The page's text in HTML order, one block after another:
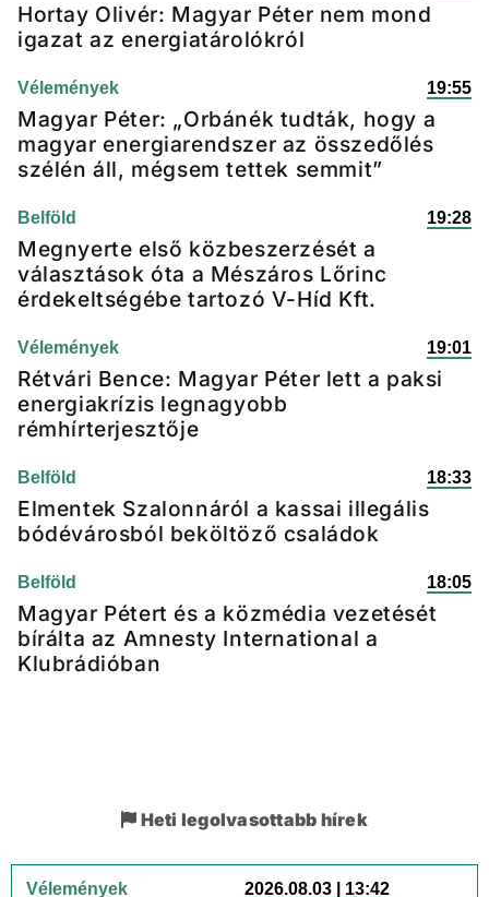
Hortay Olivér: Magyar Péter nem mond
igazat az energiatárolókról
Vélemények 19:55
Magyar Péter: „Orbánék tudták, hogy a
magyar energiarendszer az összedőlés
szélén áll, mégsem tettek semmit”
Belföld 19:28
Megnyerte első közbeszerzését a
választások óta a Mészáros Lőrinc
érdekeltségébe tartozó V-Híd Kft.
Vélemények 19:01
Rétvári Bence: Magyar Péter lett a paksi
energiakrízis legnagyobb
rémhírterjesztője
Belföld 18:33
Elmentek Szalonnáról a kassai illegális
bódévárosból beköltöző családok
Belföld 18:05
Magyar Pétert és a közmédia vezetését
bírálta az Amnesty International a
Klubrádióban
Heti legolvasottabb hírek
Vélemények 2026.08.03 | 13:42